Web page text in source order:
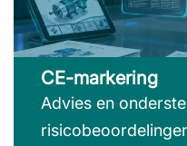
CE-markering
Advies en